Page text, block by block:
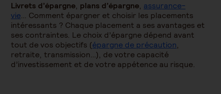
Livrets d’épargne, plans d’épargne, assurance-
vie… Comment épargner et choisir les placements
intéressants ? Chaque placement a ses avantages et
ses contraintes. Le choix d’épargne dépend avant
tout de vos objectifs (épargne de précaution,
retraite, transmission…), de votre capacité
d’investissement et de votre appétence au risque.